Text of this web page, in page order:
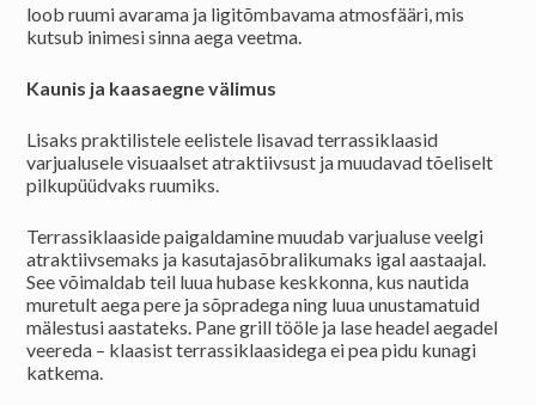
loob ruumi avarama ja ligitõmbavama atmosfääri, mis
kutsub inimesi sinna aega veetma.
Kaunis ja kaasaegne välimus
Lisaks praktilistele eelistele lisavad terrassiklaasid
varjualusele visuaalset atraktiivsust ja muudavad tõeliselt
pilkupüüdvaks ruumiks.
Terrassiklaaside paigaldamine muudab varjualuse veelgi
atraktiivsemaks ja kasutajasõbralikumaks igal aastaajal.
See võimaldab teil luua hubase keskkonna, kus nautida
muretult aega pere ja sõpradega ning luua unustamatuid
mälestusi aastateks. Pane grill tööle ja lase headel aegadel
veereda – klaasist terrassiklaasidega ei pea pidu kunagi
katkema.